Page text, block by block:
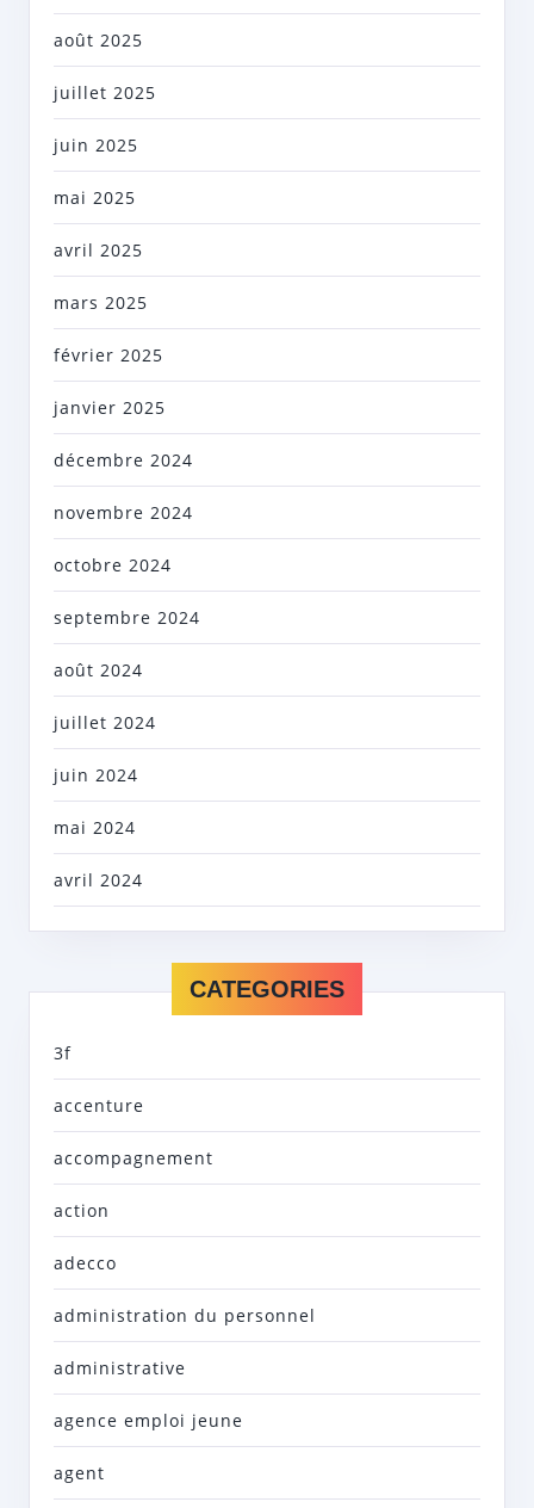
août 2025
juillet 2025
juin 2025
mai 2025
avril 2025
mars 2025
février 2025
janvier 2025
décembre 2024
novembre 2024
octobre 2024
septembre 2024
août 2024
juillet 2024
juin 2024
mai 2024
avril 2024
CATEGORIES
3f
accenture
accompagnement
action
adecco
administration du personnel
administrative
agence emploi jeune
agent